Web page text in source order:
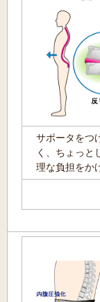
サポータをつ
く、ちょっと
理な負担をか